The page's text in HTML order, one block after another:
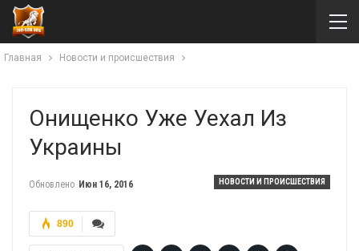
Главная Новости и происшествия
Онищенко Уже Уехал Из
Украины
НОВОСТИ И ПРОИСШЕСТВИЯ
Обновлено Июн 16, 2016
890